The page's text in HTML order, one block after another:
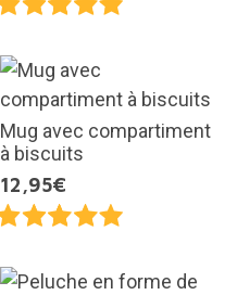
Mug avec compartiment
à biscuits
12,95€